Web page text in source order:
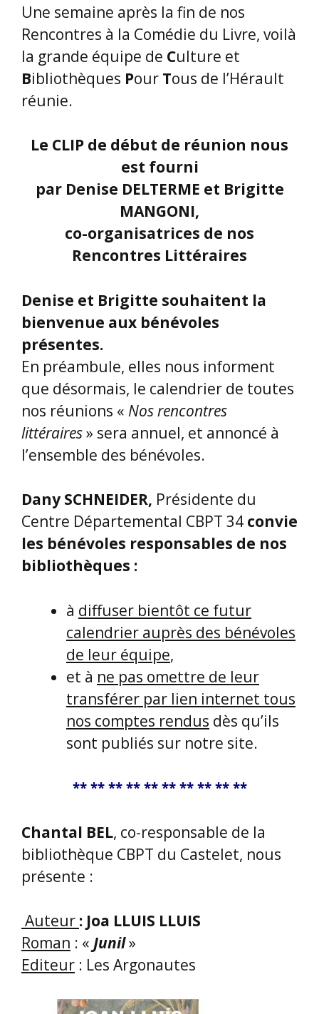
Une semaine après la fin de nos
Rencontres à la Comédie du Livre, voilà
la grande équipe de Culture et
Bibliothèques Pour Tous de l’Hérault
réunie.
Le CLIP de début de réunion nous
est fourni
par Denise DELTERME et Brigitte
MANGONI,
co-organisatrices de nos
Rencontres Littéraires
Denise et Brigitte souhaitent la
bienvenue aux bénévoles
présentes.
En préambule, elles nous informent
que désormais, le calendrier de toutes
nos réunions « Nos rencontres
littéraires» sera annuel, et annoncé à
l’ensemble des bénévoles.
Dany SCHNEIDER, Présidente du
Centre Départemental CBPT 34 convie
les bénévoles responsables de nos
bibliothèques :
à diffuser bientôt ce futur
calendrier auprès des bénévoles
de leur équipe,
et à ne pas omettre de leur
transférer par lien internet tous
nos comptes rendus dès qu’ils
sont publiés sur notre site.
** ** ** ** ** ** ** ** ** **
Chantal BEL, co-responsable de la
bibliothèque CBPT du Castelet, nous
présente :
Auteur : Joa LLUIS LLUIS
Roman : « Junil»
Editeur : Les Argonautes